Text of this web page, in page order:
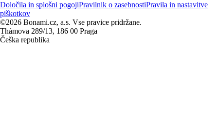
Določila in splošni pogojiPravilnik o zasebnostiPravila in nastavitve
piškotkov
©2026 Bonami.cz, a.s. Vse pravice pridržane.
Thámova 289/13, 186 00 Praga
Češka republika